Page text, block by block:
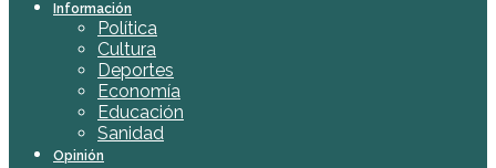
Información
Política
Cultura
Deportes
Economía
Educación
Sanidad
Opinión